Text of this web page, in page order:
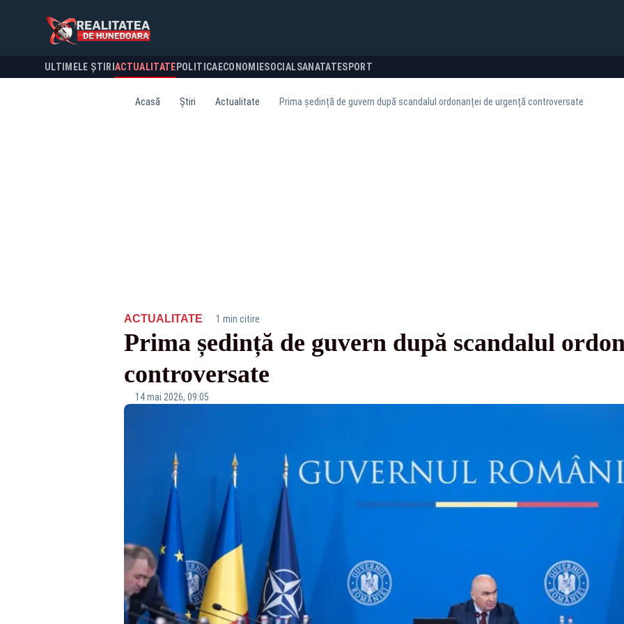
ULTIMELE ȘTIRI ACTUALITATE POLITICA ECONOMIESOCIALSANATATESPORT
Acasă Știri Actualitate Prima ședință de guvern după scandalul ordonanței de urgență controversate
ACTUALITATE· 1 min citire
Prima ședință de guvern după scandalul
controversate
14 mai 2026, 09:05